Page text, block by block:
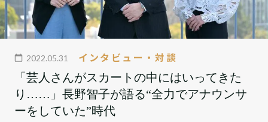
2022.05.31 インタビュー・対談
「芸人さんがスカートの中にはいってきた
り……」長野智子が語る“全力でアナウンサ
ーをしていた”時代